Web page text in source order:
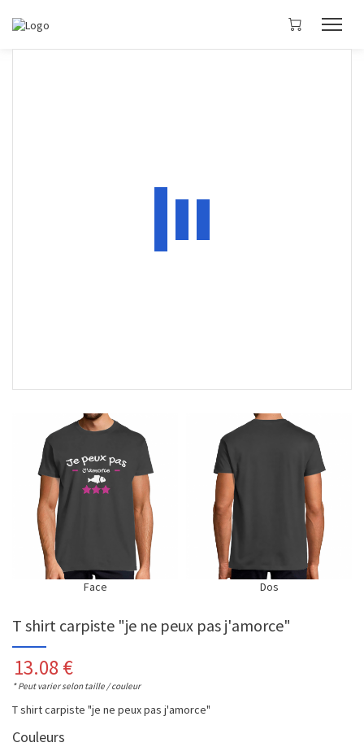
Face Dos
T shirt carpiste "je ne peux pas j'amorce"
13.08 €
* Peut varier selon taille / couleur
T shirt carpiste "je ne peux pas j'amorce"
Couleurs